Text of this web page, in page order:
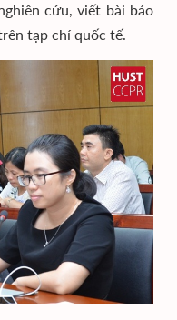
cứu, viết bài báo
tạp chí quốc tế.